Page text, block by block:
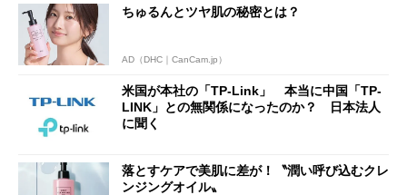
ちゅるんとツヤ肌の秘密とは？
AD（DHC｜CanCam.jp）
米国が本社の「TP-Link」 本当に中国「TP-
LINK」との無関係になったのか？ 日本法人
に聞く
落とすケアで美肌に差が！〝潤い呼び込むクレ
ンジングオイル〟